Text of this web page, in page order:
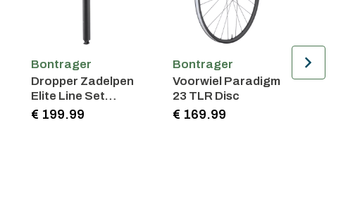
Bontrager
Dropper Zadelpen
Elite Line Set
31.6mm 100mm
€ 199.99
Bontrager
Voorwiel Paradigm
23 TLR Disc
€ 169.99